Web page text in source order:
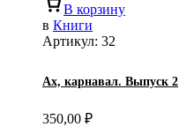
В корзину
в Книги
Артикул: 32
Ах, карнавал. Выпуск 2
350,00 ₽